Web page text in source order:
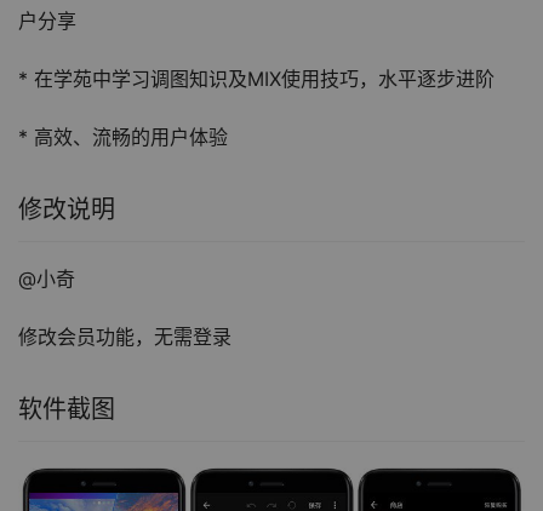
户分享
* 在学苑中学习调图知识及MIX使用技巧，水平逐步进阶
* 高效、流畅的用户体验
修改说明
@小奇
修改会员功能，无需登录
软件截图